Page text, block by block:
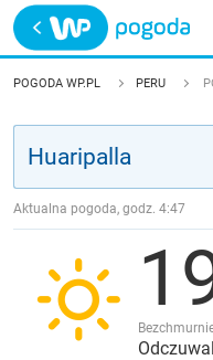
Trwa ładowanie
POLSKA
JAKOŚĆ POWIETRZA
POGODA WP.PL PERU
Aktualna pogoda, godz. 4:47